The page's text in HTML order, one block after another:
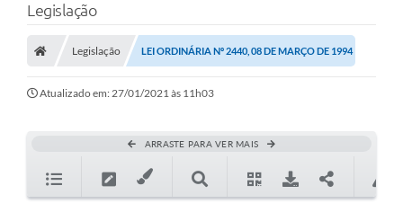
Legislação
Legislação LEI ORDINÁRIA Nº 2440, 08 DE MARÇO DE 1994
Atualizado em: 27/01/2021 às 11h03
ARRASTE PARA VER MAIS